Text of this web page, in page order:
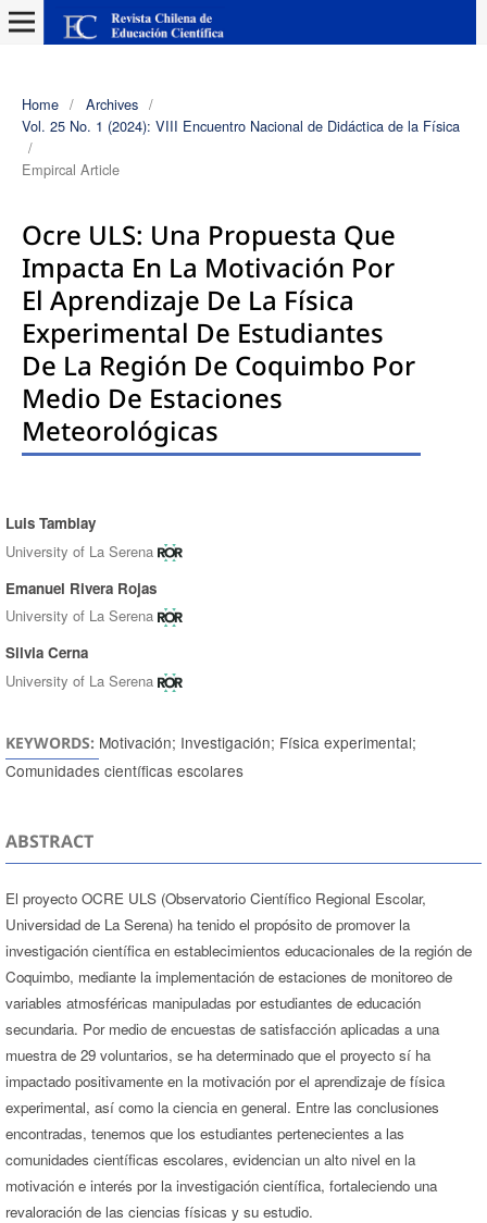
Home / Archives /
Vol. 25 No. 1 (2024): VIII Encuentro Nacional de Didáctica de la Física
/
Empircal Article
Ocre ULS: Una Propuesta Que
Impacta En La Motivación Por
El Aprendizaje De La Física
Experimental De Estudiantes
De La Región De Coquimbo Por
Medio De Estaciones
Meteorológicas
Authors
Luis Tamblay
University of La Serena
Emanuel Rivera Rojas
University of La Serena
Silvia Cerna
University of La Serena
KEYWORDS: Motivación; Investigación; Física experimental;
Comunidades científicas escolares
ABSTRACT
El proyecto OCRE ULS (Observatorio Científico Regional Escolar,
Universidad de La Serena) ha tenido el propósito de promover la
investigación científica en establecimientos educacionales de la región de
Coquimbo, mediante la implementación de estaciones de monitoreo de
variables atmosféricas manipuladas por estudiantes de educación
secundaria. Por medio de encuestas de satisfacción aplicadas a una
muestra de 29 voluntarios, se ha determinado que el proyecto sí ha
impactado positivamente en la motivación por el aprendizaje de física
experimental, así como la ciencia en general. Entre las conclusiones
encontradas, tenemos que los estudiantes pertenecientes a las
comunidades científicas escolares, evidencian un alto nivel en la
motivación e interés por la investigación científica, fortaleciendo una
revaloración de las ciencias físicas y su estudio.